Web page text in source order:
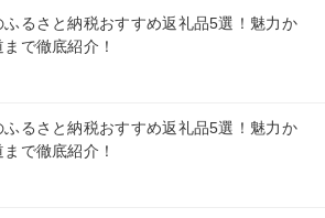
ふるさと納税おすすめ返礼品5選！魅力か
で徹底紹介！
ふるさと納税おすすめ返礼品5選！魅力か
で徹底紹介！